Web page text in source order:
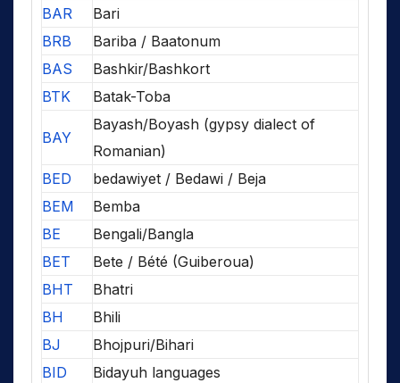
BAR
Bari
BRB
Bariba / Baatonum
BAS
Bashkir/Bashkort
BTK
Batak-Toba
BAY
Bayash/Boyash (gypsy dialect of
Romanian)
BED
bedawiyet / Bedawi / Beja
BEM
Bemba
BE
Bengali/Bangla
BET
Bete / Bété (Guiberoua)
BHT
Bhatri
BH
Bhili
BJ
Bhojpuri/Bihari
BID
Bidayuh languages